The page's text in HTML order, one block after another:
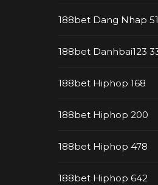
188bet Dang Nhap
188bet Danhbai123
188bet Hiphop 168
188bet Hiphop 200
188bet Hiphop 478
188bet Hiphop 642